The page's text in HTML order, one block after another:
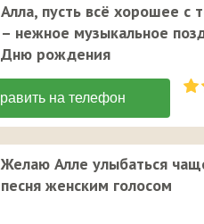
Алла, пусть всё хорошее с
– нежное музыкальное
Дню рождения
Желаю Алле улыбаться
песня женским голосом